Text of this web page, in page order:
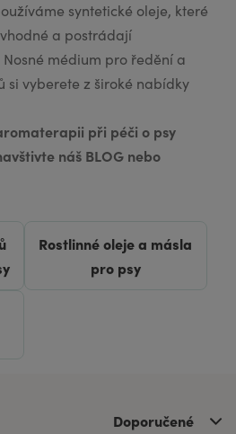
syntetické oleje, které
a postrádají
médium pro ředění a
si vyberete z široké nabídky
při péči o psy
náš BLOG nebo
Rostlinné oleje a másla
pro psy
Doporučené